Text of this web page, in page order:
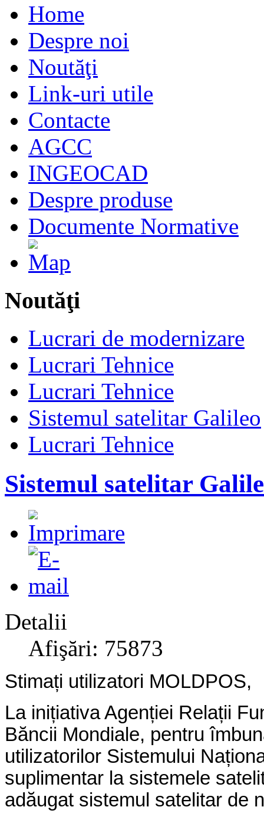
Home
Despre noi
Noutăţi
Link-uri utile
Contacte
AGCC
INGEOCAD
Despre produse
Documente Normative
Noutăţi
Lucrari de modernizare
Lucrari Tehnice
Lucrari Tehnice
Sistemul satelitar Galileo
Lucrari Tehnice
Sistemul satelitar
Detalii
Afişări: 75873
Stimați utilizatori MOLDPOS,
La inițiativa Agenției Relații
Băncii Mondiale, pentru
utilizatorilor Sistemului
suplimentar la sistemele
adăugat sistemul satelitar de